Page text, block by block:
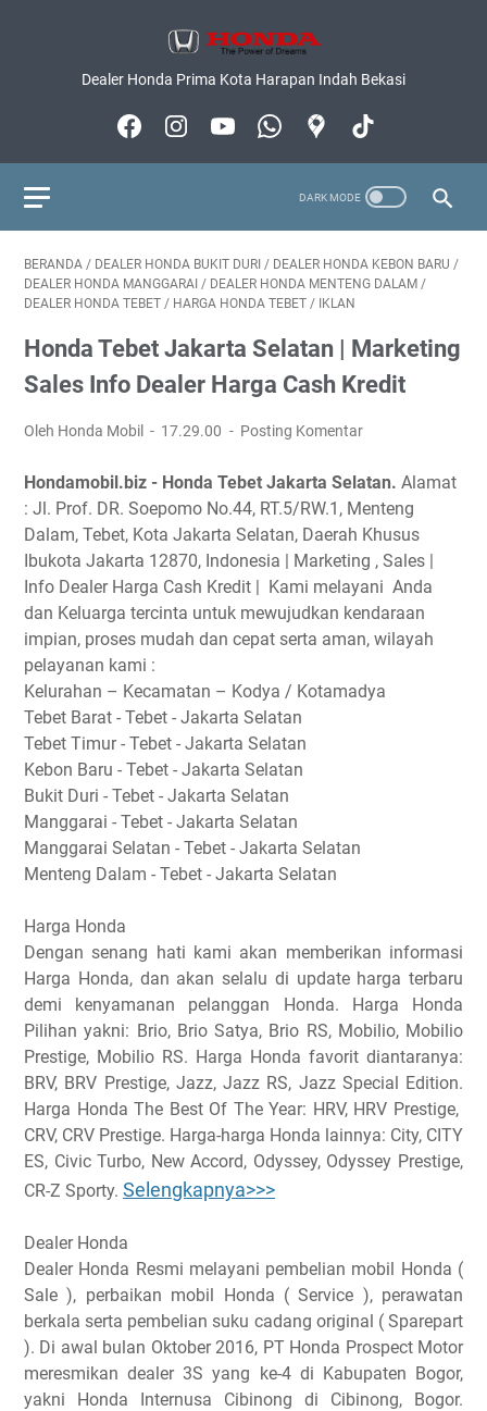
Dealer Honda Prima Kota Harapan Indah Bekasi
BERANDA / DEALER HONDA BUKIT DURI / DEALER HONDA KEBON BARU /
DEALER HONDA MANGGARAI / DEALER HONDA MENTENG DALAM /
DEALER HONDA TEBET / HARGA HONDA TEBET / IKLAN
Honda Tebet Jakarta Selatan | Marketing
Sales Info Dealer Harga Cash Kredit
Oleh Honda Mobil 17.29.00 Posting Komentar
Hondamobil.biz - Honda Tebet Jakarta Selatan. Alamat
: Jl. Prof. DR. Soepomo No.44, RT.5/RW.1, Menteng
Dalam, Tebet, Kota Jakarta Selatan, Daerah Khusus
Ibukota Jakarta 12870, Indonesia | Marketing , Sales |
Info Dealer Harga Cash Kredit | Kami melayani Anda
dan Keluarga tercinta untuk mewujudkan kendaraan
impian, proses mudah dan cepat serta aman, wilayah
pelayanan kami :
Kelurahan – Kecamatan – Kodya / Kotamadya
Tebet Barat - Tebet - Jakarta Selatan
Tebet Timur - Tebet - Jakarta Selatan
Kebon Baru - Tebet - Jakarta Selatan
Bukit Duri - Tebet - Jakarta Selatan
Manggarai - Tebet - Jakarta Selatan
Manggarai Selatan - Tebet - Jakarta Selatan
Menteng Dalam - Tebet - Jakarta Selatan
Harga Honda
Dengan senang hati kami akan memberikan informasi
Harga Honda, dan akan selalu di update harga terbaru
demi kenyamanan pelanggan Honda. Harga Honda
Pilihan yakni: Brio, Brio Satya, Brio RS, Mobilio, Mobilio
Prestige, Mobilio RS. Harga Honda favorit diantaranya:
BRV, BRV Prestige, Jazz, Jazz RS, Jazz Special Edition.
Harga Honda The Best Of The Year: HRV, HRV Prestige,
CRV, CRV Prestige. Harga-harga Honda lainnya: City, CITY
ES, Civic Turbo, New Accord, Odyssey, Odyssey Prestige,
CR-Z Sporty. Selengkapnya>>>
Dealer Honda
Dealer Honda Resmi melayani pembelian mobil Honda (
Sale ), perbaikan mobil Honda ( Service ), perawatan
berkala serta pembelian suku cadang original ( Sparepart
). Di awal bulan Oktober 2016, PT Honda Prospect Motor
meresmikan dealer 3S yang ke-4 di Kabupaten Bogor,
yakni Honda Internusa Cibinong di Cibinong, Bogor.